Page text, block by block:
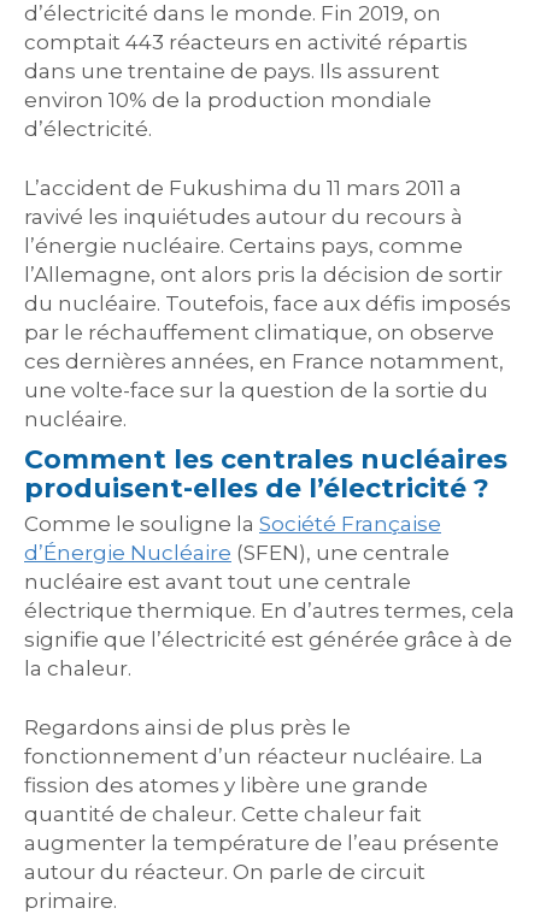
d’électricité dans le monde. Fin 2019, on
comptait 443 réacteurs en activité répartis
dans une trentaine de pays. Ils assurent
environ 10% de la production mondiale
d’électricité.
L’accident de Fukushima du 11 mars 2011 a
ravivé les inquiétudes autour du recours à
l’énergie nucléaire. Certains pays, comme
l’Allemagne, ont alors pris la décision de sortir
du nucléaire. Toutefois, face aux défis imposés
par le réchauffement climatique, on observe
ces dernières années, en France notamment,
une volte-face sur la question de la sortie du
nucléaire.
Comment les centrales nucléaires
produisent-elles de l’électricité ?
Comme le souligne la Société Française
d’Énergie Nucléaire (SFEN), une centrale
nucléaire est avant tout une centrale
électrique thermique. En d’autres termes, cela
signifie que l’électricité est générée grâce à de
la chaleur.
Regardons ainsi de plus près le
fonctionnement d’un réacteur nucléaire. La
fission des atomes y libère une grande
quantité de chaleur. Cette chaleur fait
augmenter la température de l’eau présente
autour du réacteur. On parle de circuit
primaire.